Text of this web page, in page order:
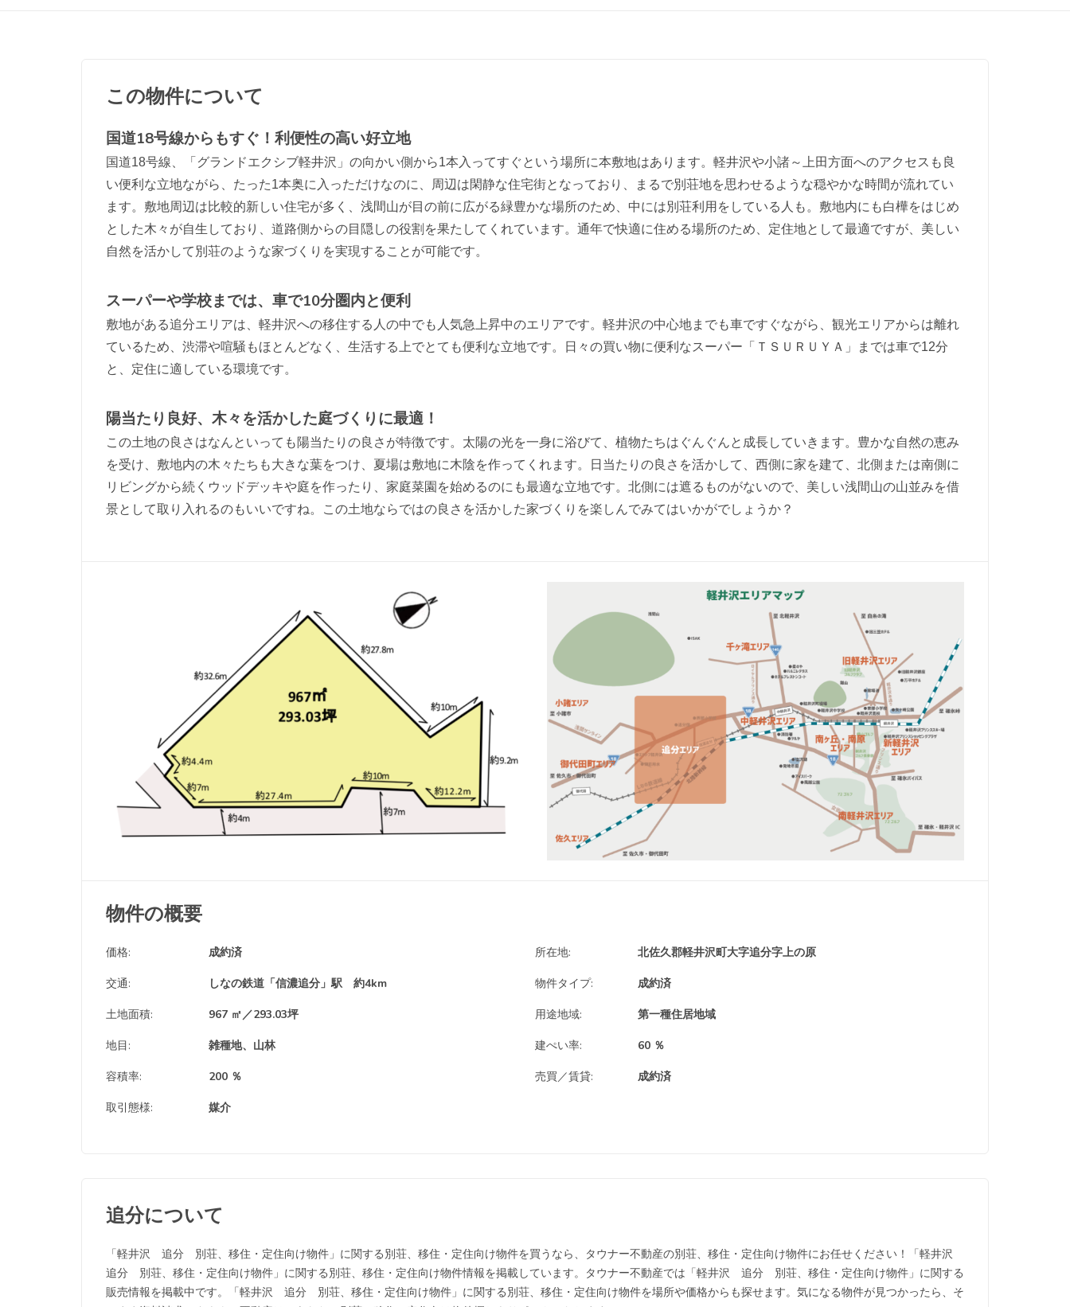
この物件について
国道18号線からもすぐ！利便性の高い好立地
国道18号線、「グランドエクシブ軽井沢」の向かい側から1本入ってすぐという場所に本敷地はあります。軽井沢や小諸～上田方面へのアクセスも良
い便利な立地ながら、たった1本奥に入っただけなのに、周辺は閑静な住宅街となっており、まるで別荘地を思わせるような穏やかな時間が流れてい
ます。敷地周辺は比較的新しい住宅が多く、浅間山が目の前に広がる緑豊かな場所のため、中には別荘利用をしている人も。敷地内にも白樺をはじめ
とした木々が自生しており、道路側からの目隠しの役割を果たしてくれています。通年で快適に住める場所のため、定住地として最適ですが、美しい
自然を活かして別荘のような家づくりを実現することが可能です。
スーパーや学校までは、車で10分圏内と便利
敷地がある追分エリアは、軽井沢への移住する人の中でも人気急上昇中のエリアです。軽井沢の中心地までも車ですぐながら、観光エリアからは離れ
ているため、渋滞や喧騒もほとんどなく、生活する上でとても便利な立地です。日々の買い物に便利なスーパー「ＴＳＵＲＵＹＡ」までは車で12分
と、定住に適している環境です。
陽当たり良好、木々を活かした庭づくりに最適！
この土地の良さはなんといっても陽当たりの良さが特徴です。太陽の光を一身に浴びて、植物たちはぐんぐんと成長していきます。豊かな自然の恵み
を受け、敷地内の木々たちも大きな葉をつけ、夏場は敷地に木陰を作ってくれます。日当たりの良さを活かして、西側に家を建て、北側または南側に
リビングから続くウッドデッキや庭を作ったり、家庭菜園を始めるのにも最適な立地です。北側には遮るものがないので、美しい浅間山の山並みを借
景として取り入れるのもいいですね。この土地ならではの良さを活かした家づくりを楽しんでみてはいかがでしょうか？
物件の概要
価格: 成約済 所在地: 北佐久郡軽井沢町大字追分字上の原
交通: しなの鉄道「信濃追分」駅 約4km 物件タイプ: 成約済
土地面積: 967 ㎡／293.03坪 用途地域: 第一種住居地域
地目: 雑種地、山林 建ぺい率: 60 ％
容積率: 200 ％ 売買／賃貸: 成約済
取引態様: 媒介
追分について
「軽井沢 追分 別荘、移住・定住向け物件」に関する別荘、移住・定住向け物件を買うなら、タウナー不動産の別荘、移住・定住向け物件にお任せください！「軽井沢
追分 別荘、移住・定住向け物件」に関する別荘、移住・定住向け物件情報を掲載しています。タウナー不動産では「軽井沢 追分 別荘、移住・定住向け物件」に関する
販売情報を掲載中です。「軽井沢 追分 別荘、移住・定住向け物件」に関する別荘、移住・定住向け物件を場所や価格からも探せます。気になる物件が見つかったら、そ